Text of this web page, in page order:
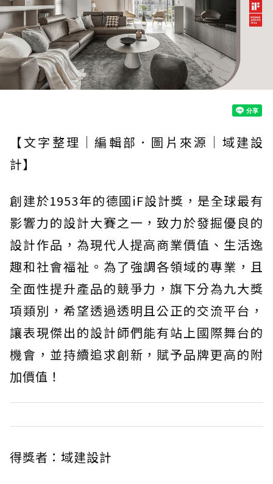
【文字整理｜編輯部．圖片來源｜域建設
計】
創建於1953年的德國iF設計獎，是全球最有
影響力的設計大賽之一，致力於發掘優良的
設計作品，為現代人提高商業價值、生活逸
趣和社會福祉。為了強調各領域的專業，且
全面性提升產品的競爭力，旗下分為九大獎
項類別，希望透過透明且公正的交流平台，
讓表現傑出的設計師們能有站上國際舞台的
機會，並持續追求創新，賦予品牌更高的附
加價值！
得獎者：域建設計